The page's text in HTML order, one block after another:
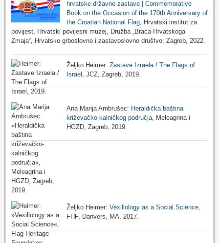
hrvatske državne zastave | Commemorative
Book on the Occasion of the 170th Anniversary of
the Croatian National Flag, Hrvatski institut za
povijest, Hrvatski povijesni muzej, Družba „Braća Hrvatskoga
Zmaja“, Hrvatsko grboslovno i zastavoslovno društvo: Zagreb, 2022.
Željko Heimer: Zastave Izraela / The Flags of
Israel
, JCZ, Zagreb, 2019.
Ana Marija Ambrušec: Heraldička baština
križevačko-kalničkog područja , Meleagrina i
HGZD, Zagreb, 2019.
Željko Heimer: Vexillology as a Social Science
FHF, Danvers, MA, 2017.